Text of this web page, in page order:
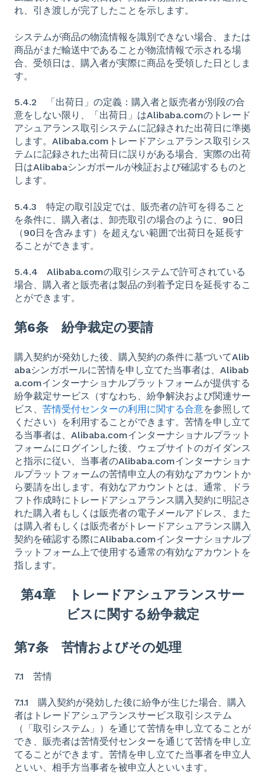
れ、引き渡しが完了したことを示します。
システムが商品の物流情報を識別できない場合、または
商品がまだ輸送中であることが物流情報で示される場
合、受領日は、購入者が実際に商品を受領した日としま
す。
5.4.2 「出荷日」の定義：購入者と販売者が別段の合
意をしない限り、「出荷日」はAlibaba.comのトレード
アシュアランス取引システムに記録された出荷日に準拠
します。Alibaba.comトレードアシュアランス取引シス
テムに記録された出荷日に誤りがある場合、実際の出荷
日はAlibabaシンガポールが検証および確認するものと
します。
5.4.3 特定の取引設定では、販売者の許可を得ること
を条件に、購入者は、卸売取引の場合のように、90日
（90日を含みます）を超えない範囲で出荷日を延長す
ることができます。
5.4.4 Alibaba.comの取引システムで許可されている
場合、購入者と販売者は製品の到着予定日を延長するこ
とができます。
第6条 紛争裁定の要請
購入契約が発効した後、購入契約の条件に基づいてAlib
abaシンガポールに苦情を申し立てた当事者は、Alibab
a.comインターナショナルプラットフォームが提供する
紛争裁定サービス（すなわち、紛争解決および関連サー
ビス、 苦情受付センターの利用に関する合意を参照して
ください）を利用することができます。苦情を申し立て
る当事者は、Alibaba.comインターナショナルプラット
フォームにログインした後、ウェブサイトのガイダンス
と指示に従い、当事者のAlibaba.comインターナショナ
ルプラットフォームの苦情申立人の有効なアカウントか
ら要請を出します。有効なアカウントとは、通常、ドラ
フト作成時にトレードアシュアランス購入契約に明記さ
れた購入者もしくは販売者の電子メールアドレス、また
は購入者もしくは販売者がトレードアシュアランス購入
契約を確認する際にAlibaba.comインターナショナルプ
ラットフォーム上で使用する通常の有効なアカウントを
指します。
第4章 トレードアシュアランスサー
ビスに関する紛争裁定
第7条 苦情およびその処理
7.1 苦情
7.1.1 購入契約が発効した後に紛争が生じた場合、購入
者はトレードアシュアランスサービス取引システム
（「取引システム」）を通じて苦情を申し立てることが
でき、販売者は苦情受付センターを通じて苦情を申し立
てることができます。苦情を申し立てた当事者を申立人
といい、相手方当事者を被申立人といいます。